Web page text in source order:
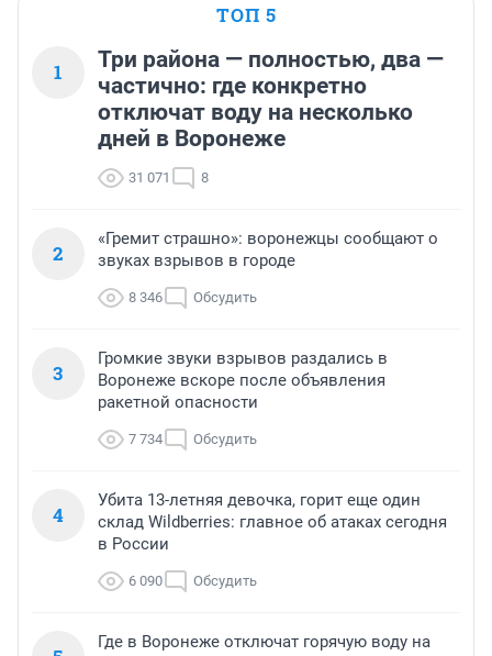
ТОП 5
1
Три района — полностью, два —
частично: где конкретно
отключат воду на несколько
дней в Воронеже
31 071 8
2
«Гремит страшно»: воронежцы сообщают о
звуках взрывов в городе
8 346 Обсудить
3
Громкие звуки взрывов раздались в
Воронеже вскоре после объявления
ракетной опасности
7 734 Обсудить
4
Убита 13-летняя девочка, горит еще один
склад Wildberries: главное об атаках сегодня
в России
6 090 Обсудить
Где в Воронеже отключат горячую воду на